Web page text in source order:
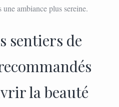
ambiance plus sereine.
sentiers de
la beauté